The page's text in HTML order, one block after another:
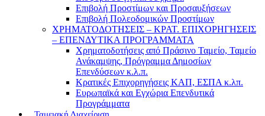
Επιβολή Προστίμων και Προσαυξήσεων
Επιβολή Πολεοδομικών Προστίμων
ΧΡΗΜΑΤΟΔΟΤΗΣΕΙΣ – ΚΡΑΤ. ΕΠΙΧΟΡΗΓΗΣΕΙΣ
– ΕΠΕΝΔΥΤΙΚΑ ΠΡΟΓΡΑΜΜΑΤΑ
Χρηματοδοτήσεις από Πράσινο Ταμείο, Ταμείο
Ανάκαμψης, Πρόγραμμα Δημοσίων
Επενδύσεων κ.λ.π.
Κρατικές Επιχορηγήσεις ΚΑΠ, ΕΣΠΑ κ.λπ.
Ευρωπαϊκά και Εγχώρια Επενδυτικά
Προγράμματα